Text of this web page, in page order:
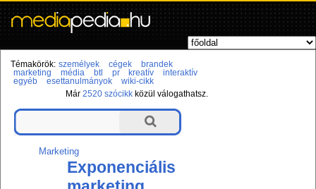
Témakörök: személyek cégek
brandek
marketing
média btl pr kreatív
interaktív
egyéb
esettanulmányok
wiki-cikk
Már2520 szócikk közül válogathatsz.
Marketing
Exponenciális
marketing